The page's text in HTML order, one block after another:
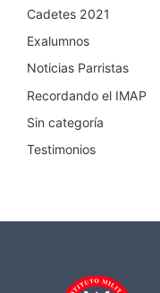
Cadetes 2021
Exalumnos
Noticias Parristas
Recordando el IMAP
Sin categoría
Testimonios